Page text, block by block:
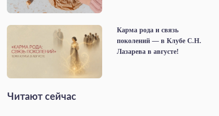
Карма рода и связь
поколений — в Клубе С.Н.
Лазарева в августе!
Читают сейчас